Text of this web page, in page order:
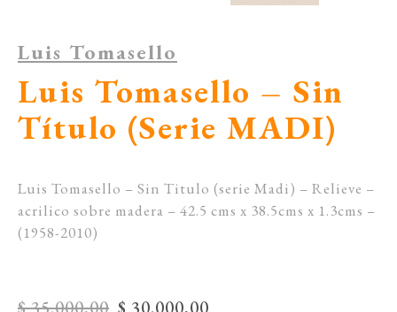
Luis Tomasello
Luis Tomasello – Sin
Título (Serie MADI)
Luis Tomasello – Sin Titulo (serie Madi) – Relieve –
acrilico sobre madera – 42.5 cms x 38.5cms x 1.3cms –
(1958-2010)
Original price was: $ 35.000,00.